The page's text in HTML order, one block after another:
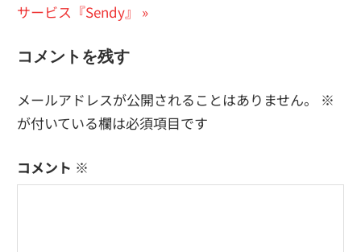
ナ
ゲ
ー
シ
ョ
ン
稿:
の
稿:
サービス『Sendy』
コメントを残す
メールアドレスが公開されることはありません。
※
が付いている欄は必須項目です
コメント ※